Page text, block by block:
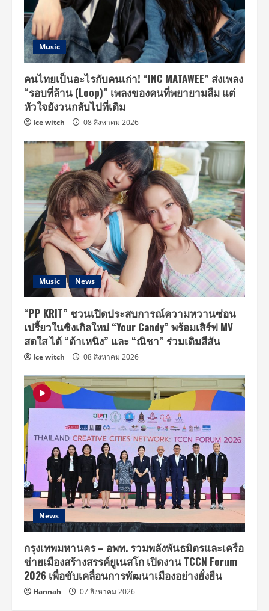
Music
คนไทยเป็นอะไรกับคนเก่า! “INC MATAWEE” ส่งเพลง
“รอบที่ล้าน (Loop)” เพลงของคนที่พยายามลืม แต่
หัวใจยังวนกลับไปที่เดิม
Ice witch 08 สิงหาคม 2026
Music News
“PP KRIT” ชวนเปิดประสบการณ์ความหวานซ่อน
เปรี้ยวในซิงเกิลใหม่ “Your Candy” พร้อมเสิร์ฟ MV
สดใส ได้ “ต้าเหนิง” และ “ณิชา” ร่วมเติมสีสัน
Ice witch 08 สิงหาคม 2026
News
กรุงเทพมหานคร – อพท. รวมพลังพันธมิตรและเครือ
ข่ายเมืองสร้างสรรค์ยูเนสโก เปิดงาน TCCN Forum
2026 เพื่อขับเคลื่อนการพัฒนาเมืองอย่างยั่งยืน
Hannah 07 สิงหาคม 2026